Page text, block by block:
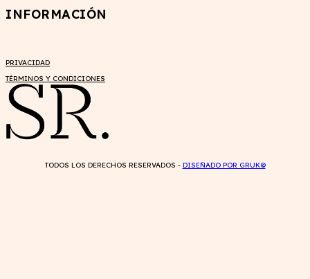
INFORMACIÓN
PRIVACIDAD
TÉRMINOS Y CONDICIONES
TODOS LOS DERECHOS RESERVADOS - DISEÑADO POR GRUK©